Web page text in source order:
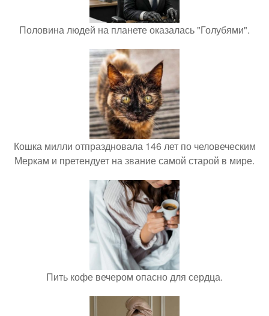
Половина людей на планете оказалась "Голубями".
Кошка милли отпраздновала 146 лет по человеческим
Меркам и претендует на звание самой старой в мире.
Пить кофе вечером опасно для сердца.